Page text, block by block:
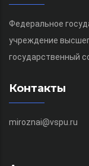
Федеральное
учреждение
государственный
Контакты
miroznai@vspu.ru